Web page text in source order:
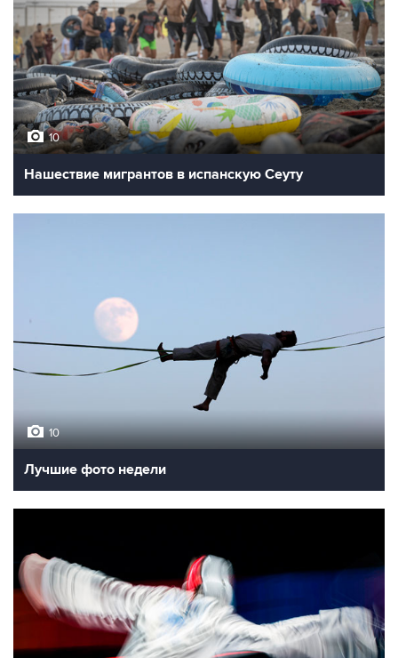
10
Нашествие мигрантов в испанскую Сеуту
10
Лучшие фото недели